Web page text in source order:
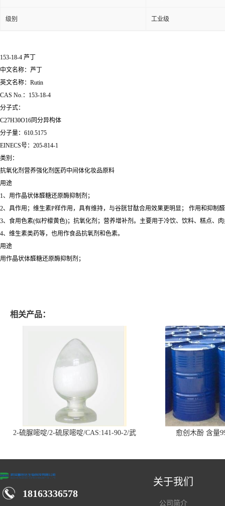
级别 工业级
153-18-4 芦丁
中文名称：芦丁
英文名称：Rutin
CAS No.：153-18-4
分子式：
C27H30O16同分异构体
分子量：610.5175
EINECS号：205-814-1
类别：
抗氧化剂营养强化剂医药中间体化妆品原料
用途
1、用作晶状体醛糖还原酶抑制剂；
2、具作用；维生素P样作用，具有维持，与谷胱甘酞合用效果更明显； 作用和抑制
3、食用色素(似柠檬黄色)；抗氧化剂；营养增补剂。主要用于冷饮、饮料、糕点、
4、维生素类药等，也用作食品抗氧剂和色素。
用途
用作晶状体醛糖还原酶抑制剂；
相关产品：
2-硫脲嘧啶/2-硫尿嘧啶/CAS:141-90-2/武
愈创木酚 含量
18163336578
关于我们
公司简介